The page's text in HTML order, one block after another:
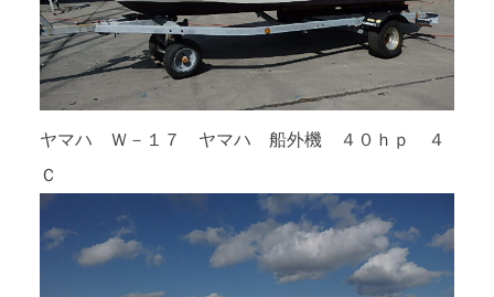
ヤマハ Ｗ－１７ ヤマハ 船外機 ４０ｈｐ ４
Ｃ